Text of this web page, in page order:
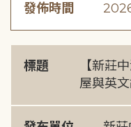
發佈時間
標題
【新莊
屋與英